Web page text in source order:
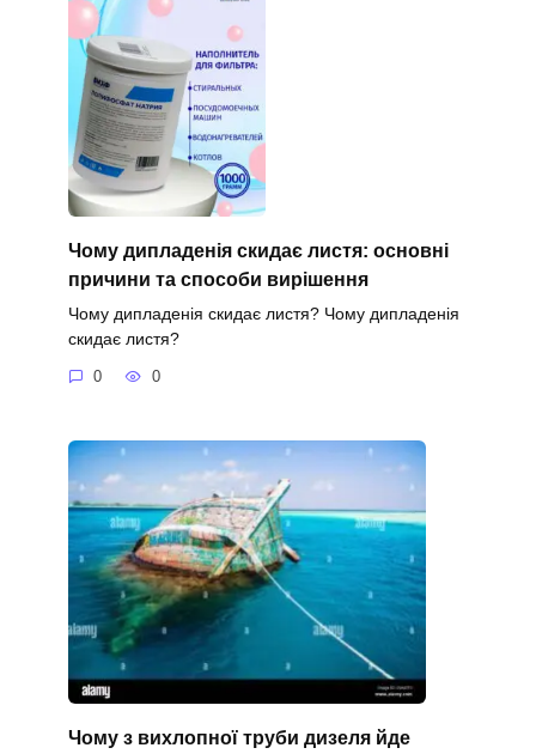
Чому дипладенія скидає листя: основні
причини та способи вирішення
Чому дипладенія скидає листя? Чому дипладенія
скидає листя?
0 0
Чому з вихлопної труби дизеля йде